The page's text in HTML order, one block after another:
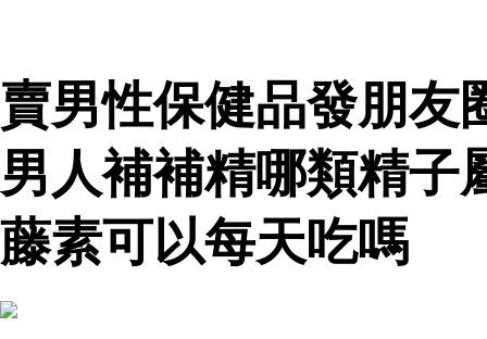
賣男性保健品發朋友
男人補補精哪類精子
藤素可以每天吃嗎